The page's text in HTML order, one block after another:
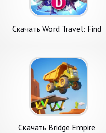
Скачать Word Travel: Find
Скачать Bridge Empire